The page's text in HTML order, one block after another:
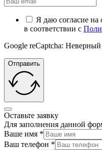
Я даю согласие на
в соответствии с
Google reCaptcha:
Отправить
Оставьте заявку
Для заполнения данной
Ваше имя *
Ваш телефон *